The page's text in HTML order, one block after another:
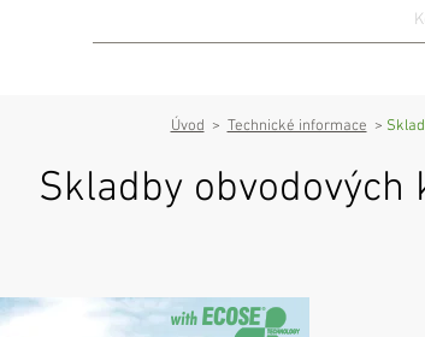
Úvod > Technické informace >
Skladby